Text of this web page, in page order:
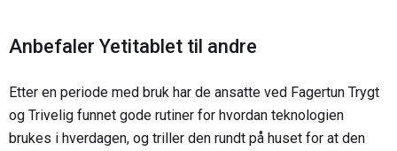
Anbefaler Yetitablet til andre
Etter en periode med bruk har de ansatte ved Fagertun Trygt
og Trivelig funnet gode rutiner for hvordan teknologien
brukes i hverdagen, og triller den rundt på huset for at den